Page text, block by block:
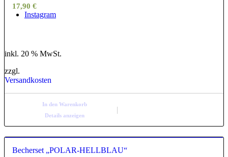
Instagram
17,90 €
inkl. 20 % MwSt.
zzgl.
Versandkosten
In den Warenkorb
Details anzeigen
Becherset „POLAR-HELLBLAU“